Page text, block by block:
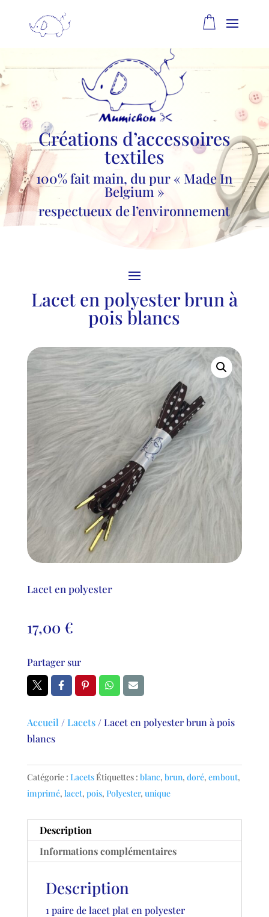
Créations d’accessoires
textiles
100% fait main, du pur « Made In
Belgium »
respectueux de l’environnement
Lacet en polyester brun à
pois blancs
Lacet en polyester
17,00 €
Partager sur
Accueil /Lacets/Lacet en polyester brun à pois
blancs
Catégorie : Lacets Étiquettes : blanc, brun, doré, embout,
imprimé, lacet, pois, Polyester, unique
Description
Informations complémentaires
Description
1 paire de lacet plat en polyester